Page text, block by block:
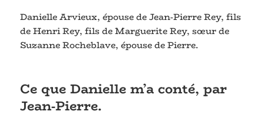
Danielle Arvieux, épouse de Jean-Pierre Rey, fils
de Henri Rey, fils de Marguerite Rey, sœur de
Suzanne Rocheblave, épouse de Pierre.
Ce que Danielle m’a conté, par
Jean-Pierre.